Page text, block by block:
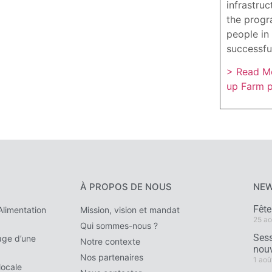
the
people
> Read
up Farm
d’une
À PROPOS DE NOUS
Mission, vision et mandat
Qui sommes-nous ?
Notre contexte
Nos partenaires
25
1